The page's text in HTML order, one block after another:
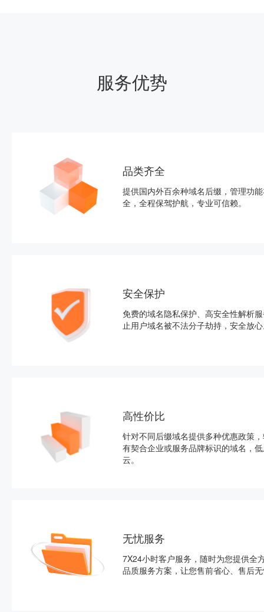
服务优势
品类齐全
提供国内外百余种域名后缀，管理功
全，全程保驾护航，专业可信赖。
安全保护
免费的域名隐私保护、高安全性解析
止用户域名被不法分子劫持，安全放
高性价比
针对不同后缀域名提供多种优惠政策
有契合企业或服务品牌标识的域名，
云。
无忧服务
7X24小时客户服务，随时为您提供全
品质服务方案，让您售前省心、售后